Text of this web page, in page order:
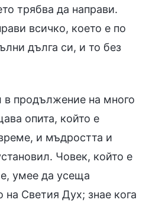
трябва да направи.
всичко, което е по
дълга си, и то без
в продължение на много
опита, който е
и мъдростта и
Човек, който е
умее да усеща
на Светия Дух; знае кога